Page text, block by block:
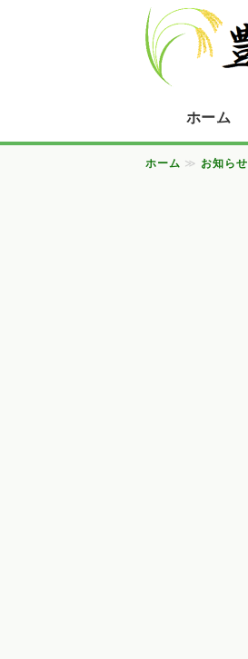
ホーム
ホーム ≫ お知らせ